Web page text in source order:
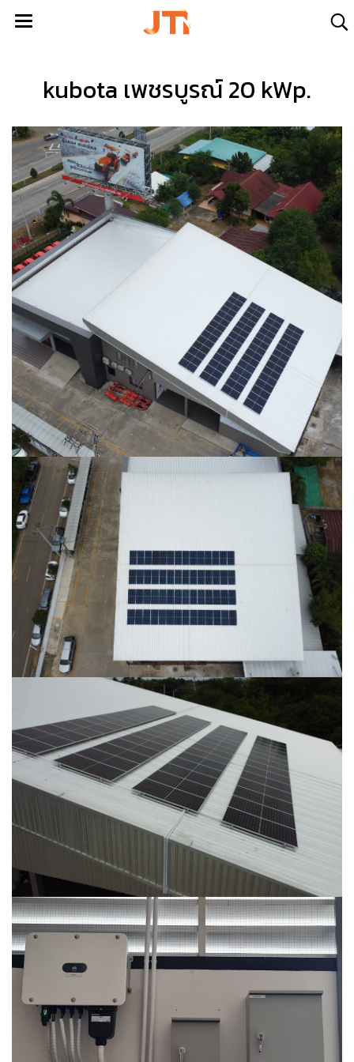
kubota เพชรบูรณ์ 20 kWp.
kubota เพชรบูรณ์
kubota เพชรบูรณ์
kubota เพชรบูรณ์
kubota เพชรบูรณ์